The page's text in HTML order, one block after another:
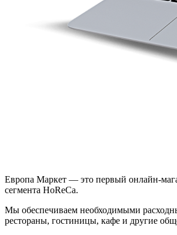
Европа Маркет — это первый онлайн-
сегмента HoReCa.
Мы обеспечиваем необходимыми
рестораны, гостиницы, кафе и другие